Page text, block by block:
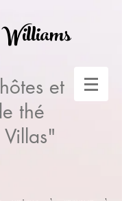
et
thé